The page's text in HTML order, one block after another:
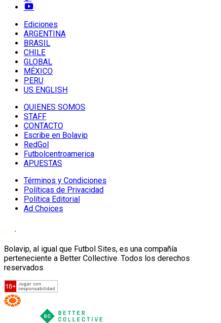
Ediciones
ARGENTINA
BRASIL
CHILE
GLOBAL
MÉXICO
PERU
US ENGLISH
QUIENES SOMOS
STAFF
CONTACTO
Escribe en Bolavip
RedGol
Futbolcentroamerica
APUESTAS
Términos y Condiciones
Políticas de Privacidad
Política Editorial
Ad Choices
Bolavip, al igual que Futbol Sites, es una compañía
perteneciente a Better Collective. Todos los derechos
reservados